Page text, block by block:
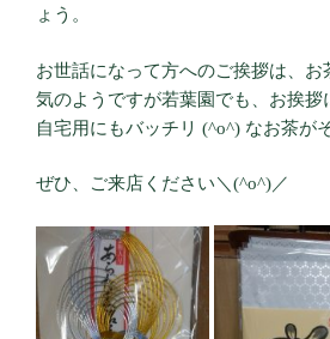
ょう。
お世話になって方へのご挨拶は、お
気のようですが若葉園でも、お挨拶
自宅用にもバッチリ (^o^) なお茶が
ぜひ、ご来店ください＼(^o^)／